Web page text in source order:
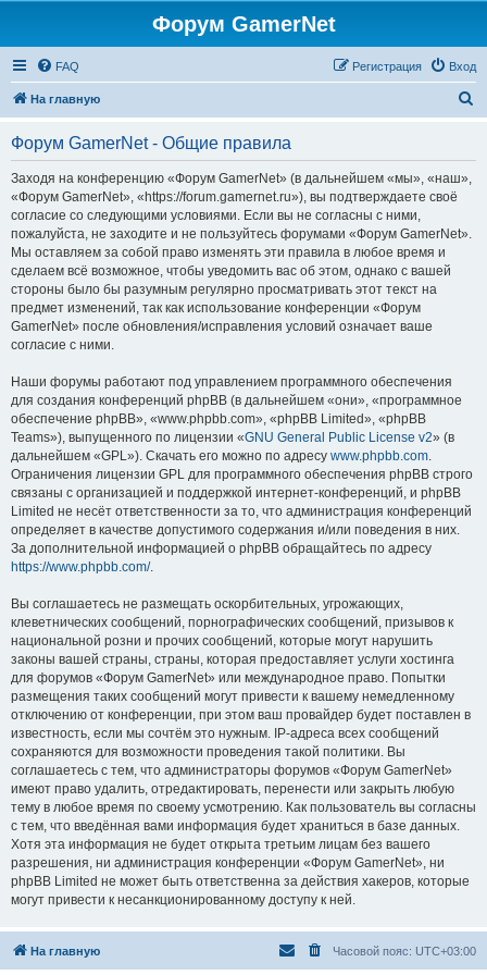
Форум GamerNet
FAQ Вход
Регистрация
На главную
Форум GamerNet - Общие правила
Заходя на конференцию «Форум GamerNet» (в дальнейшем «мы», «наш»,
«Форум GamerNet», «https://forum.gamernet.ru»), вы подтверждаете своё
согласие со следующими условиями. Если вы не согласны с ними,
пожалуйста, не заходите и не пользуйтесь форумами «Форум GamerNet».
Мы оставляем за собой право изменять эти правила в любое время и
сделаем всё возможное, чтобы уведомить вас об этом, однако с вашей
стороны было бы разумным регулярно просматривать этот текст на
предмет изменений, так как использование конференции «Форум
GamerNet» после обновления/исправления условий означает ваше
согласие с ними.
Наши форумы работают под управлением программного обеспечения
для создания конференций phpBB (в дальнейшем «они», «программное
обеспечение phpBB», «www.phpbb.com», «phpBB Limited», «phpBB
Teams»), выпущенного по лицензии «GNU General Public License v2» (в
дальнейшем «GPL»). Скачать его можно по адресу www.phpbb.com.
Ограничения лицензии GPL для программного обеспечения phpBB строго
связаны с организацией и поддержкой интернет-конференций, и phpBB
Limited не несёт ответственности за то, что администрация конференций
определяет в качестве допустимого содержания и/или поведения в них.
За дополнительной информацией о phpBB обращайтесь по адресу
https://www.phpbb.com/.
Вы соглашаетесь не размещать оскорбительных, угрожающих,
клеветнических сообщений, порнографических сообщений, призывов к
национальной розни и прочих сообщений, которые могут нарушить
законы вашей страны, страны, которая предоставляет услуги хостинга
для форумов «Форум GamerNet» или международное право. Попытки
размещения таких сообщений могут привести к вашему немедленному
отключению от конференции, при этом ваш провайдер будет поставлен в
известность, если мы сочтём это нужным. IP-адреса всех сообщений
сохраняются для возможности проведения такой политики. Вы
соглашаетесь с тем, что администраторы форумов «Форум GamerNet»
имеют право удалить, отредактировать, перенести или закрыть любую
тему в любое время по своему усмотрению. Как пользователь вы согласны
с тем, что введённая вами информация будет храниться в базе данных.
Хотя эта информация не будет открыта третьим лицам без вашего
разрешения, ни администрация конференции «Форум GamerNet», ни
phpBB Limited не может быть ответственна за действия хакеров, которые
могут привести к несанкционированному доступу к ней.
На главную Часовой пояс: UTC+03:00